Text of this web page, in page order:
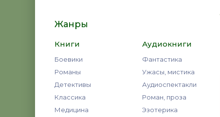
Жанры
Книги
Боевики
Романы
Детективы
Классика
Медицина
Аудиокниги
Фантастика
Ужасы, мистика
Аудиоспектакли
Роман, проза
Эзотерика